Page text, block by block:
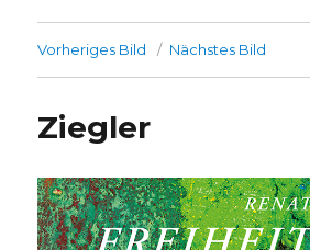
Vorheriges Bild Nächstes Bild
Ziegler